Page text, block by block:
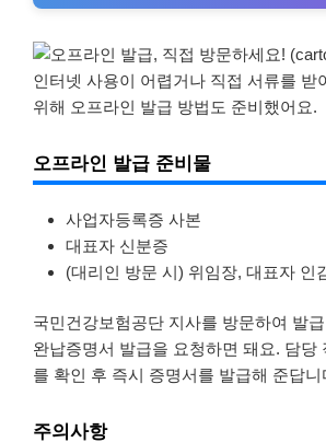
인터넷 사용이 어렵거나 직접 서류를 받
위해 오프라인 발급 방법도 준비했어요.
오프라인 발급 준비물
사업자등록증 사본
대표자 신분증
(대리인 방문 시) 위임장, 대표자 인
국민건강보험공단 지사를 방문하여 발
완납증명서 발급을 요청하면 돼요. 담당
를 확인 후 즉시 증명서를 발급해 준답니
주의사항